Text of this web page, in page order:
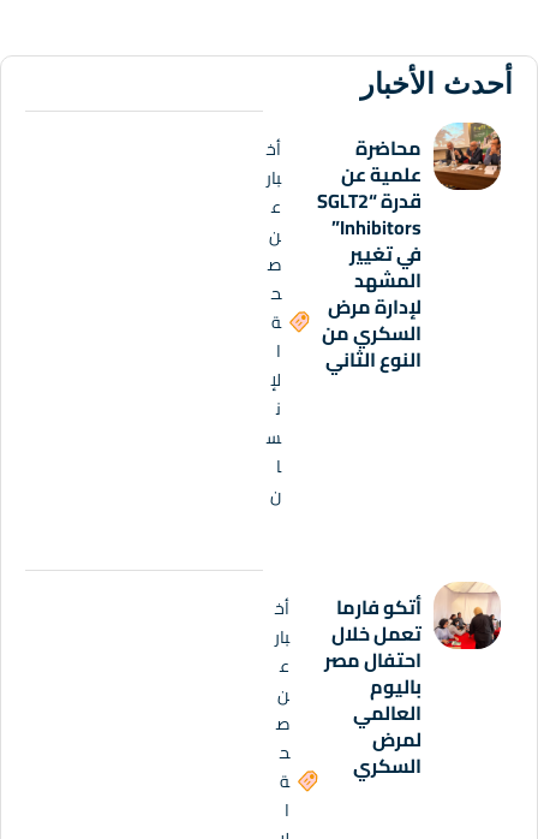
أحدث الأخبار
محاضرة
علمية عن
قدرة “SGLT2
Inhibitors”
في تغيير
المشهد
لإدارة مرض
السكري من
النوع الثاني
أخ
بار
ع
ن
ص
ح
ة
ا
لإ
ن
س
ا
ن
أتكو فارما
تعمل خلال
احتفال مصر
باليوم
العالمي
لمرض
السكري
أخ
بار
ع
ن
ص
ح
ة
ا